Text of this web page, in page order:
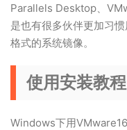
Parallels Desktop、
是也有很多伙伴更加习
格式的系统镜像。
使用安装教程
Windows下用